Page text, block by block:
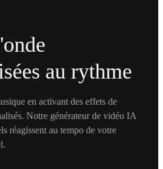
au rythme
en activant des effets de
Notre générateur de vidéo IA
réagissent au tempo de votre